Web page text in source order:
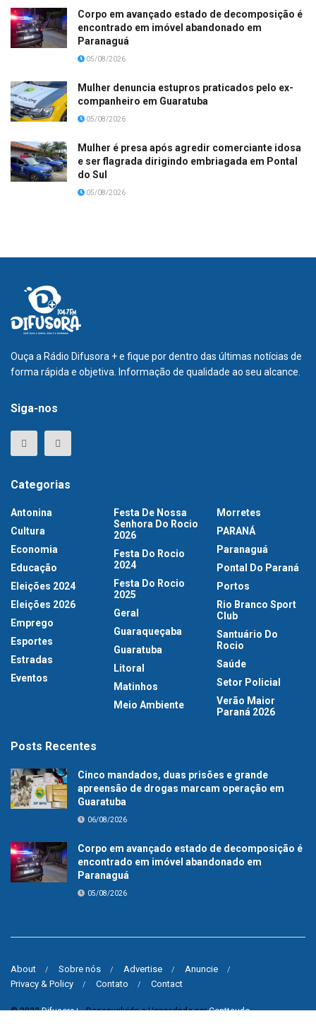
Corpo em avançado estado de decomposição é
encontrado em imóvel abandonado em
Paranaguá
05/08/2026
Mulher denuncia estupros praticados pelo ex-
companheiro em Guaratuba
05/08/2026
Mulher é presa após agredir comerciante idosa
e ser flagrada dirigindo embriagada em Pontal
do Sul
05/08/2026
Ouça a Rádio Difusora + e fique por dentro das últimas notícias de
forma rápida e objetiva. Informação de qualidade ao seu alcance.
Siga-nos
Categorias
Antonina
Cultura
Economia
Educação
Eleições 2024
Eleições 2026
Emprego
Esportes
Estradas
Eventos
Festa De Nossa
Senhora Do Rocio
2026
Festa Do Rocio
2024
Festa Do Rocio
2025
Geral
Guaraqueçaba
Guaratuba
Litoral
Matinhos
Meio Ambiente
Morretes
PARANÁ
Paranaguá
Pontal Do Paraná
Portos
Rio Branco Sport
Club
Santuário Do
Rocio
Saúde
Setor Policial
Verão Maior
Paraná 2026
Posts Recentes
Cinco mandados, duas prisões e grande
apreensão de drogas marcam operação em
Guaratuba
06/08/2026
Corpo em avançado estado de decomposição é
encontrado em imóvel abandonado em
Paranaguá
05/08/2026
About Sobre nós Advertise
Anuncie
Privacy & Policy
Contato Contact
© 2023Difusora+- Desenvolvido e Hospedado porContteudo.